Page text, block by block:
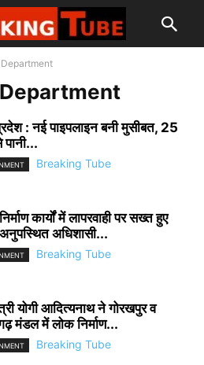
: नई पाइपलाइन बनी मुसीबत, 25
पानी...
Breaking Tube
कार्यों में लापरवाही पर सख्त हुए
अधिशासी...
Breaking Tube
योगी आदित्यनाथ ने गोरखपुर व
मंडल में लोक निर्माण...
Breaking Tube